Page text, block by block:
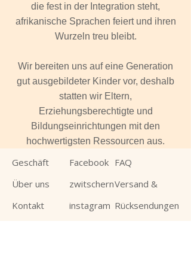
die fest in der Integration steht,
afrikanische Sprachen feiert und ihren
Wurzeln treu bleibt.
Wir bereiten uns auf eine Generation
gut ausgebildeter Kinder vor, deshalb
statten wir Eltern,
Erziehungsberechtigte und
Bildungseinrichtungen mit den
hochwertigsten Ressourcen aus.
Geschäft
Über uns
Kontakt
Facebook
zwitschern
instagram
FAQ
Versand &
Rücksendungen